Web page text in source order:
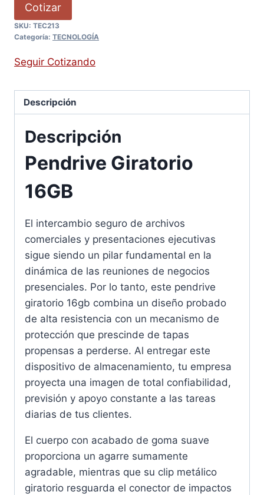
Cotizar
SKU: TEC213
Categoría: TECNOLOGÍA
Seguir Cotizando
Descripción
Descripción
Pendrive Giratorio
16GB
El intercambio seguro de archivos
comerciales y presentaciones ejecutivas
sigue siendo un pilar fundamental en la
dinámica de las reuniones de negocios
presenciales. Por lo tanto, este pendrive
giratorio 16gb combina un diseño probado
de alta resistencia con un mecanismo de
protección que prescinde de tapas
propensas a perderse. Al entregar este
dispositivo de almacenamiento, tu empresa
proyecta una imagen de total confiabilidad,
previsión y apoyo constante a las tareas
diarias de tus clientes.
El cuerpo con acabado de goma suave
proporciona un agarre sumamente
agradable, mientras que su clip metálico
giratorio resguarda el conector de impactos